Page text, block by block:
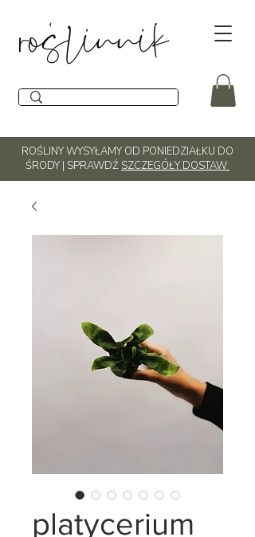
ROŚLINY WYSYŁAMY OD PONIEDZIAŁKU DO
ŚRODY | SPRAWDŹ SZCZEGÓŁY DOSTAW
platycerium